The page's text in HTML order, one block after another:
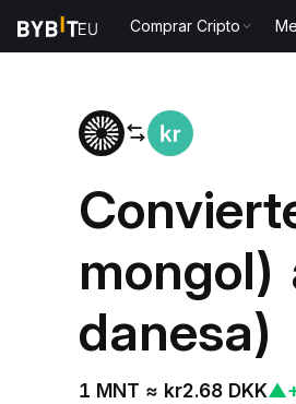
Comprar Cripto
mongol)
danesa)
1 MNT ≈ kr2.68 DKK▲